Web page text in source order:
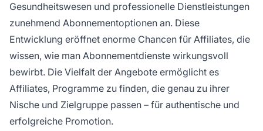
Gesundheitswesen und professionelle Dienstleistungen
zunehmend Abonnementoptionen an. Diese
Entwicklung eröffnet enorme Chancen für Affiliates, die
wissen, wie man Abonnementdienste wirkungsvoll
bewirbt. Die Vielfalt der Angebote ermöglicht es
Affiliates, Programme zu finden, die genau zu ihrer
Nische und Zielgruppe passen – für authentische und
erfolgreiche Promotion.